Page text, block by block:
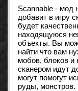
Scannable - мод
добавит в игру
будет
находящуюся
объекты. Вы
найти что вам
мобов, блоков и
сканером идут
могут помогут
руды, монстров.